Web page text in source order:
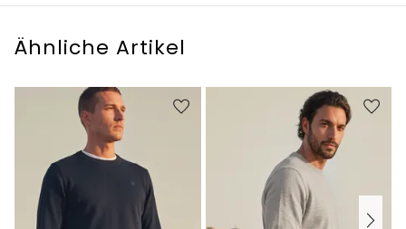
Ähnliche Artikel